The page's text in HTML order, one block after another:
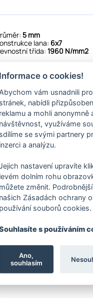
5 mm
lana: 6x7
třída: 1960 N/mm2
6 mm
Konstrukce lana: 6x7
Pevnostní třída:1960 N/mm2
Průměr: 8 mm
třída:1960 N/mm2
Průměr:1.8 mm
Konstrukce lana:
6x7
Průměr:2.5 mm
lana:6x7
Informace o cookies!
Abychom vám usnadnili
stránek, nabídli
reklamu a mohli anonymně
návštěvnost, využíváme
sdílíme se svými partnery
inzerci a analýzu.
nastavení upravíte
levém dolním rohu
můžete změnit.
našich Zásadách ochrany
používání souborů cookies.
s používáním
Ano,
souhlasím